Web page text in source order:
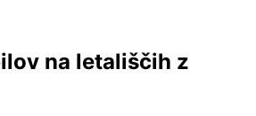
na letališčih z